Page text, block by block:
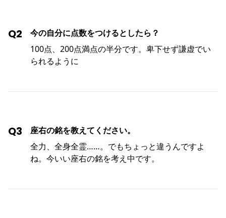
Q2
今の自分に点数をつけるとしたら？
100点、200点満点の半分です。卑下せず謙虚でい
られるように
Q3
座右の銘を教えてください。
全力、全身全霊……。でもちょっと違うんですよ
ね。今いい座右の銘を考え中です。